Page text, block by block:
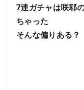
7連ガチャは咲耶
ちゃった
そんな偏りある？